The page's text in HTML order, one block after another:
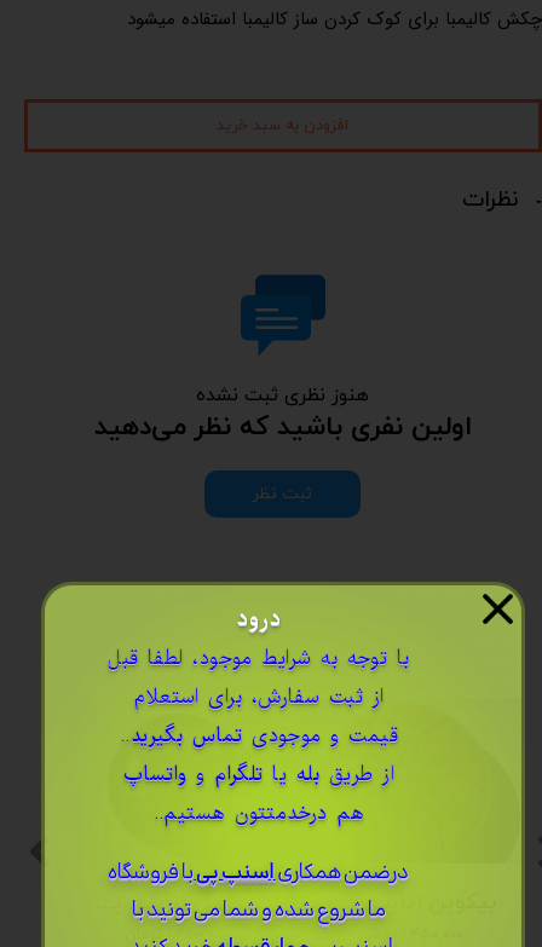
چکش کالیمبا برای کوک کردن ساز کالیمبا استفاده میشود
افزودن به سبد خرید
نظرات
هنوز نظری ثبت نشده
اولین نفری باشید که نظر می‌دهید
ثبت نظر
۱,۴۵۰,۰۰۰ تومان
پیکوپن (تاینی پن) 6 نت برند دلکو
درود
​با توجه به شرایط موجود، لطفا قبل
از ثبت سفارش، برای استعلام
قیمت و موجودی تماس بگیرید..
از طریق بله یا تلگرام و واتساپ
هم درخدمتتون هستیم..
درضمن ​همکاریاسنپ پیبا فروشگاه
ما شروع شده و شما می تونید با